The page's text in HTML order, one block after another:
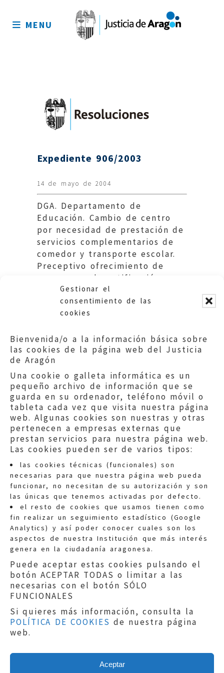
Gestionar el
consentimiento de las
cookies
Bienvenida/o a la información básica sobre
las cookies de la página web del Justicia
de Aragón
Una cookie o galleta informática es un
pequeño archivo de información que se
guarda en su ordenador, teléfono móvil o
tableta cada vez que visita nuestra página
web. Algunas cookies son nuestras y otras
pertenecen a empresas externas que
prestan servicios para nuestra página web.
Las cookies pueden ser de varios tipos:
las cookies técnicas (funcionales) son
necesarias para que nuestra página web pueda
funcionar, no necesitan de su autorización y son
las únicas que tenemos activadas por defecto.
el resto de cookies que usamos tienen como
fin realizar un seguimiento estadístico (Google
Analytics) y así poder conocer cuales son los
aspectos de nuestra Institución que más interés
genera en la ciudadanía aragonesa.
Puede aceptar estas cookies pulsando el
botón ACEPTAR TODAS o limitar a las
necesarias con el botón SÓLO
FUNCIONALES
Si quieres más información, consulta la
POLÍTICA DE COOKIES de nuestra página
web.
Aceptar
sitio
MENU
Expediente 906/2003
14 de mayo de 2004
DGA. Departamento de
Educación. Cambio de centro
por necesidad de prestación de
servicios complementarios de
comedor y transporte escolar.
Preceptivo ofrecimiento de
recursos en la notificación
practicada.
Quejas:quejas@eljusticiadearagon.es
Información general:
informacion@eljusticiadearagon.es
Teléfonos:900 210 210/
Aviso legal|Política de privacidad|
Protección de Datos
Política de cookies